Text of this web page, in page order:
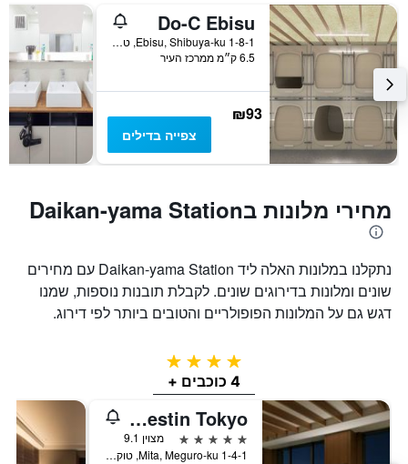
Do-C Ebisu
1-8-1 Ebisu, Shibuya-ku, טוקיו, יפן
6.5 ק״מ ממרכז העיר
₪93
צפייה בדילים
מחירי מלונות בDaikan-yama Station
נתקלנו במלונות האלה ליד Daikan-yama Station עם מחירים
שונים ומלונות בדירוגים שונים. לקבלת תובנות נוספות, שמנו
דגש גם על המלונות הפופולריים והטובים ביותר לפי דירוג.
4 כוכבים
4 כוכבים +
The Westin Tokyo
5 כוכבים
מצוין 9.1
1-4-1 Mita, Meguro-ku, טוקיו, יפן